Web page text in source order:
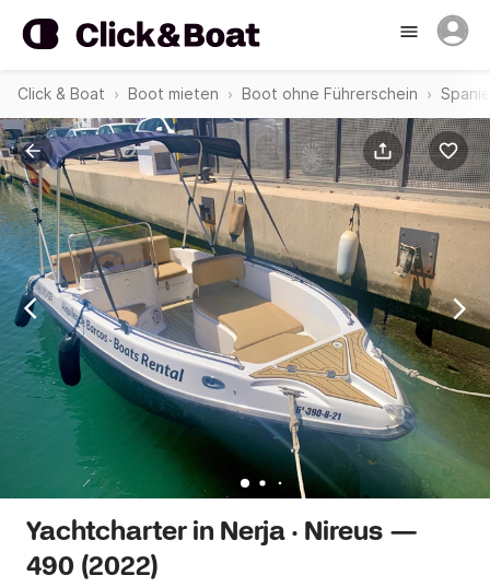
Click & Boat Boot mieten Boot ohne Führerschein
Yachtcharter in Nerja · Nireus —
490 (2022)